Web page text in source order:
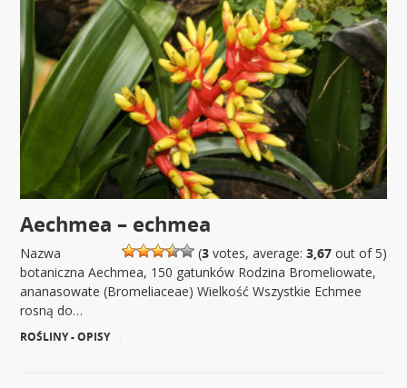
Aechmea – echmea
(3votes, average: 3,67out of 5)
Nazwa
botaniczna Aechmea, 150 gatunków Rodzina Bromeliowate,
ananasowate (Bromeliaceae) Wielkość Wszystkie Echmee
rosną do…
ROŚLINY - OPISY